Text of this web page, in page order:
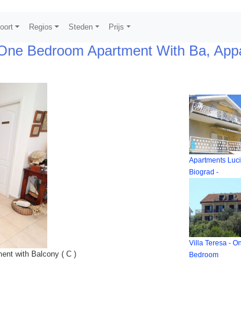
Regios Steden Prijs
Bedroom Apartment With Ba,
with Balcony ( C )
Apartments
Biograd -
Villa Teresa -
Bedroom